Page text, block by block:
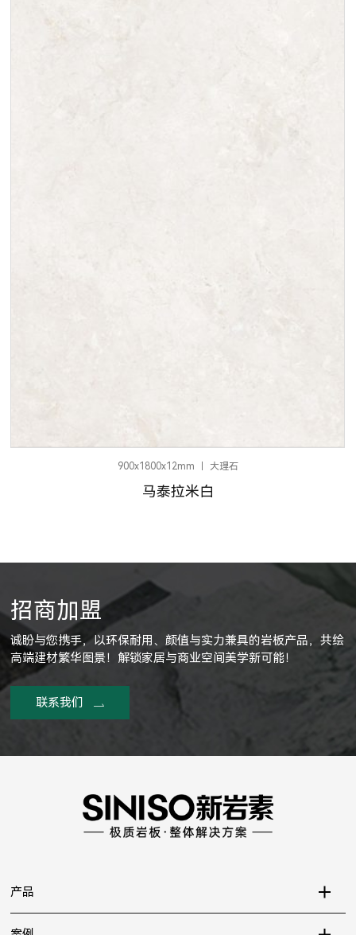
900x1800x12mm 大理石
马泰拉米白
招商加盟
诚盼与您携手，以环保耐用、颜值与实力兼具的岩板产品，共绘
高端建材繁华图景！解锁家居与商业空间美学新可能！
联系我们
产品